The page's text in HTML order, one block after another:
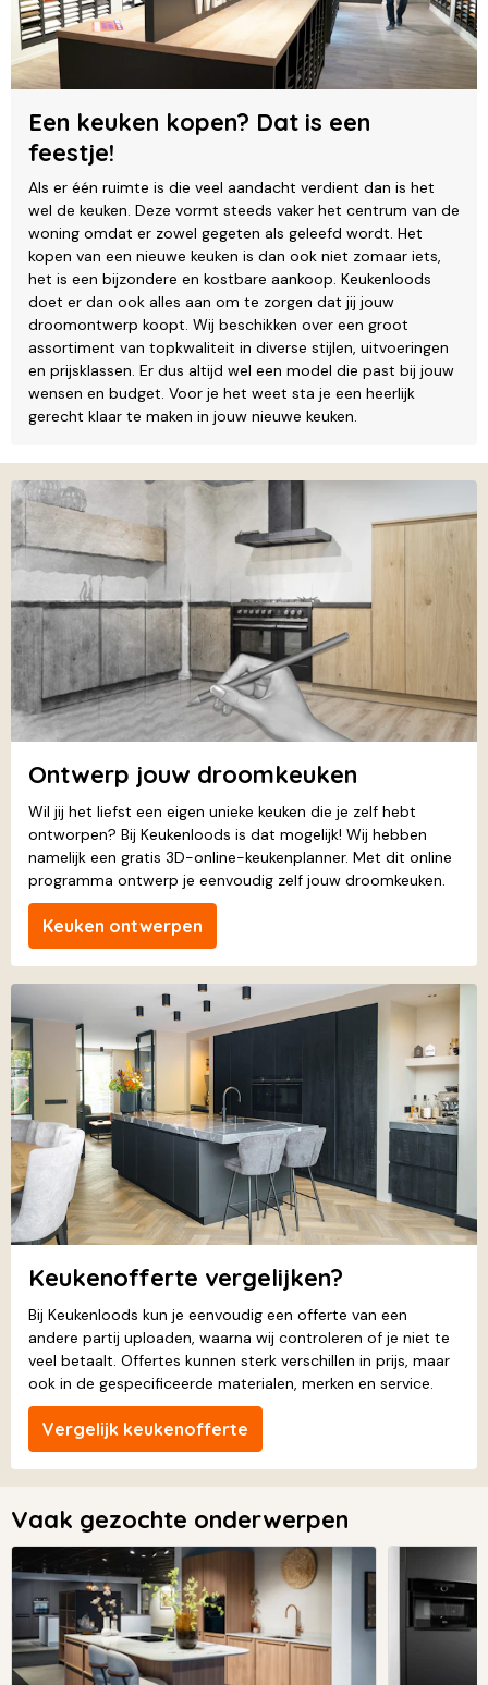
Een keuken kopen? Dat is een
feestje!
Als er één ruimte is die veel aandacht verdient dan is het
wel de keuken. Deze vormt steeds vaker het centrum van de
woning omdat er zowel gegeten als geleefd wordt. Het
kopen van een nieuwe keuken is dan ook niet zomaar iets,
het is een bijzondere en kostbare aankoop. Keukenloods
doet er dan ook alles aan om te zorgen dat jij jouw
droomontwerp koopt. Wij beschikken over een groot
assortiment van topkwaliteit in diverse stijlen, uitvoeringen
en prijsklassen. Er dus altijd wel een model die past bij jouw
wensen en budget. Voor je het weet sta je een heerlijk
gerecht klaar te maken in jouw nieuwe keuken.
Ontwerp jouw droomkeuken
Wil jij het liefst een eigen unieke keuken die je zelf hebt
ontworpen? Bij Keukenloods is dat mogelijk! Wij hebben
namelijk een gratis 3D-online-keukenplanner. Met dit online
programma ontwerp je eenvoudig zelf jouw droomkeuken.
Keuken ontwerpen
Keukenofferte vergelijken?
Bij Keukenloods kun je eenvoudig een offerte van een
andere partij uploaden, waarna wij controleren of je niet te
veel betaalt. Offertes kunnen sterk verschillen in prijs, maar
ook in de gespecificeerde materialen, merken en service.
Vergelijk keukenofferte
Vaak gezochte onderwerpen